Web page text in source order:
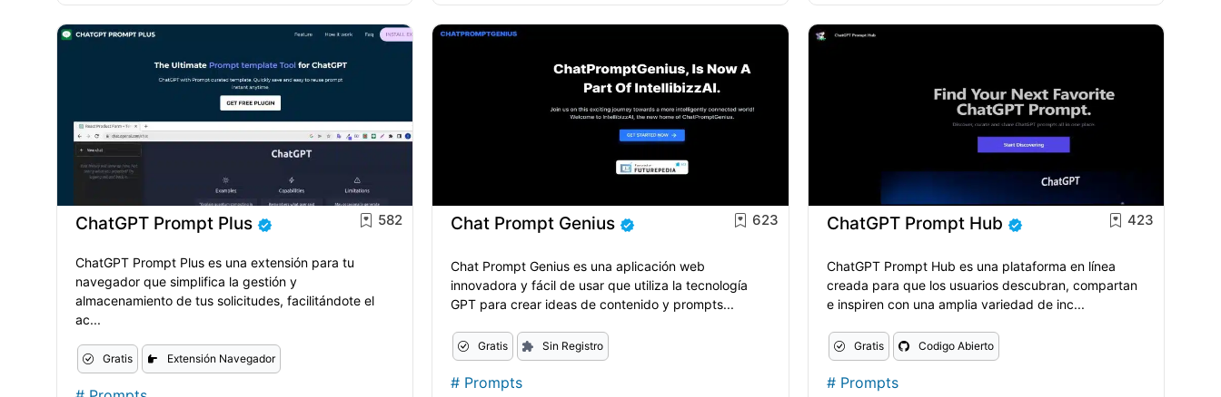
ChatGPT Prompt Plus 582
ChatGPT Prompt Plus es una extensión para tu
navegador que simplifica la gestión y
almacenamiento de tus solicitudes, facilitándote el
ac...
Gratis Extensión Navegador
Chat Prompt Genius 623
Chat Prompt Genius es una aplicación web
innovadora y fácil de usar que utiliza la tecnología
GPT para crear ideas de contenido y prompts...
Gratis Sin Registro
# Prompts
ChatGPT Prompt Hub 423
ChatGPT Prompt Hub es una plataforma en línea
creada para que los usuarios descubran, compartan
e inspiren con una amplia variedad de inc...
Gratis Codigo Abierto
# Prompts